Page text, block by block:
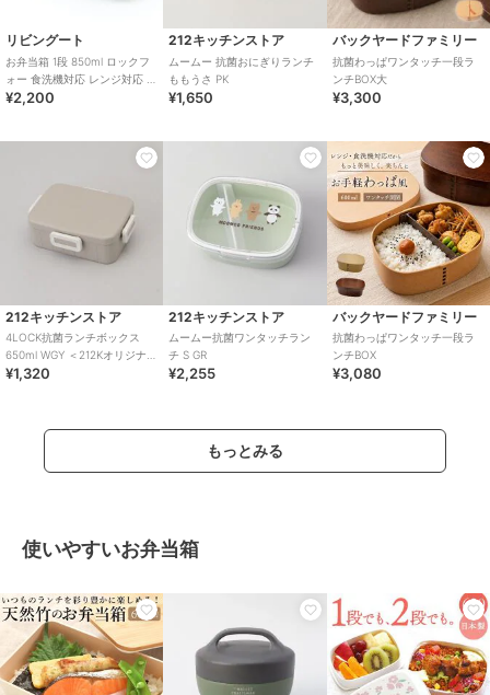
リビングート
お弁当箱 1段 850ml ロックフ
ォー 食洗機対応 レンジ対応 抗
菌
¥2,200
212キッチンストア
ムームー 抗菌おにぎりランチ
ももうさ PK
¥1,650
バックヤードファミリー
抗菌わっぱワンタッチ一段ラ
ンチBOX大
¥3,300
212キッチンストア
4LOCK抗菌ランチボックス
650ml WGY ＜212Kオリジナル
＞
¥1,320
212キッチンストア
ムームー抗菌ワンタッチラン
チ S GR
¥2,255
バックヤードファミリー
抗菌わっぱワンタッチ一段ラ
ンチBOX
¥3,080
もっとみる
使いやすいお弁当箱